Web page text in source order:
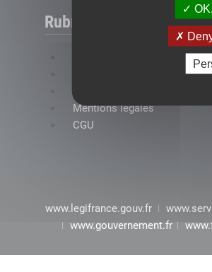
Rubriques
Mentions légales
CGU
www.legifrance.gouv.fr
www.gouvernement.fr